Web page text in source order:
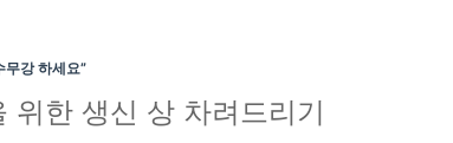
무강 하세요”
위한 생신 상 차려드리기